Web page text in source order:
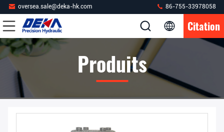
oversea.sale@deka-hk.com 86-755-33978058
Citation
Produits